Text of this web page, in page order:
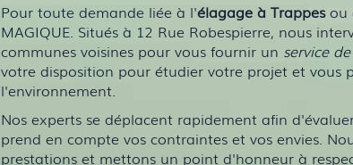
Pour toute demande liée à l'élagage à Trappesou
MAGIQUE. Situés à 12 Rue Robespierre, nous
communes voisines pour vous fournir un service
votre disposition pour étudier votre projet et vous
l'environnement.
Nos experts se déplacent rapidement afin
prend en compte vos contraintes et vos envies.
prestations et mettons un point d'honneur à